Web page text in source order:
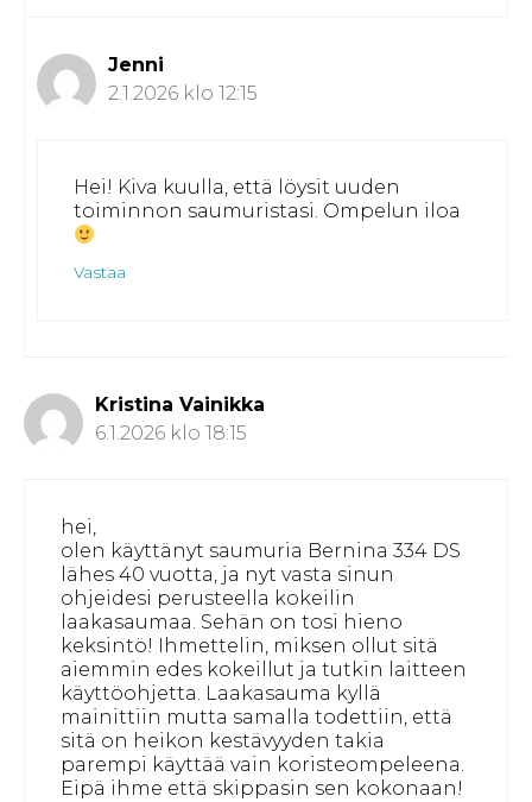
Jenni
2.1.2026 klo 12:15
Hei! Kiva kuulla, että löysit uuden
toiminnon saumuristasi. Ompelun iloa
Vastaa
Kristina Vainikka
6.1.2026 klo 18:15
hei,
olen käyttänyt saumuria Bernina 334 DS
lähes 40 vuotta, ja nyt vasta sinun
ohjeidesi perusteella kokeilin
laakasaumaa. Sehän on tosi hieno
keksintö! Ihmettelin, miksen ollut sitä
aiemmin edes kokeillut ja tutkin laitteen
käyttöohjetta. Laakasauma kyllä
mainittiin mutta samalla todettiin, että
sitä on heikon kestävyyden takia
parempi käyttää vain koristeompeleena.
Eipä ihme että skippasin sen kokonaan!